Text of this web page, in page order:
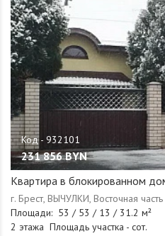
231 856 BYN
Квартира в блокированном